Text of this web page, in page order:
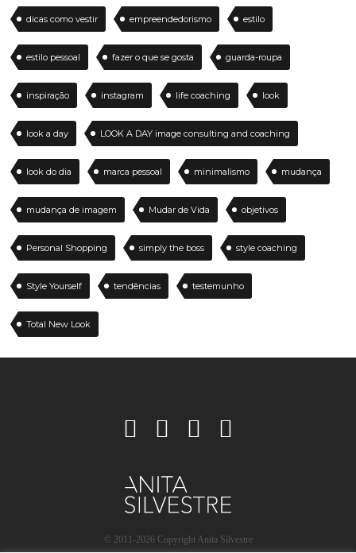
dicas como vestir empreendedorismo estilo
estilo pessoal fazer o que se gosta guarda-roupa
inspiração instagram life coaching look
look a day LOOK A DAY image consulting and coaching
look do dia marca pessoal minimalismo mudança
mudança de imagem Mudar de Vida objetivos
Personal Shopping simply the boss style coaching
Style Yourself tendências testemunho
Total New Look
© 2011-2026 Copyright Anita Silvestre